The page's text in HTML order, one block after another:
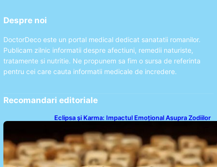
Despre noi
DoctorDeco este un portal medical dedicat sanatatii romanilor.
Publicam zilnic informatii despre afectiuni, remedii naturiste,
tratamente si nutritie. Ne propunem sa fim o sursa de referinta
pentru cei care cauta informatii medicale de incredere.
Recomandari editoriale
Eclipsa și Karma: Impactul Emoțional Asupra Zodiilor